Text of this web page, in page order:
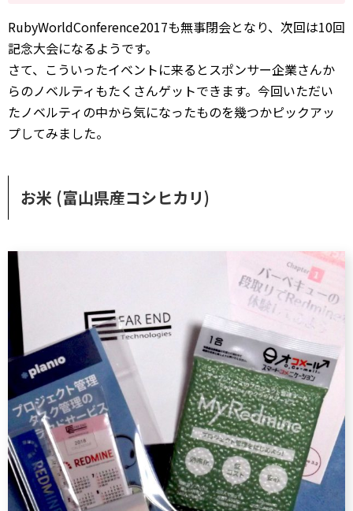
RubyWorldConference2017も無事閉会となり、次回は10回
記念大会になるようです。
さて、こういったイベントに来るとスポンサー企業さんか
らのノベルティもたくさんゲットできます。今回いただい
たノベルティの中から気になったものを幾つかピックアッ
プしてみました。
お米 (富山県産コシヒカリ)